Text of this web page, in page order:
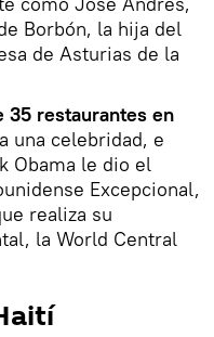
Borbón, la hija del
de Asturias de la
35 restaurantes en
una celebridad, e
Obama le dio el
Excepcional,
realiza su
la World Central